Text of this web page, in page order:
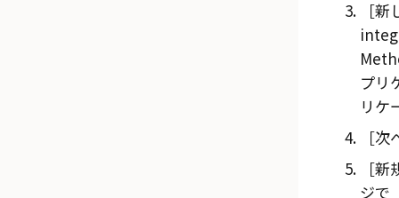
新
プリ
リケ
次
新
ジで